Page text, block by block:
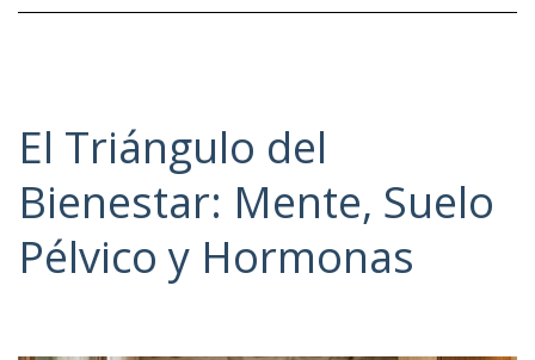
y
El Triángulo del
Bienestar: Mente, Suelo
Pélvico y Hormonas